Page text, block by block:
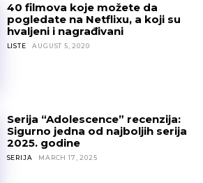
40 filmova koje možete da
pogledate na Netflixu, a koji su
hvaljeni i nagrađivani
LISTE AUGUST 5, 2020
Serija “Adolescence” recenzija:
Sigurno jedna od najboljih serija
2025. godine
SERIJA MARCH 17, 2025